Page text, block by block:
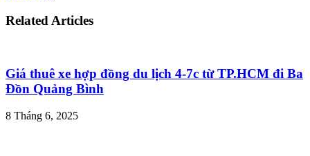
Related Articles
Giá thuê xe hợp đồng du lịch 4-7c từ TP.HCM đi Ba
Đồn Quảng Bình
8 Tháng 6, 2025